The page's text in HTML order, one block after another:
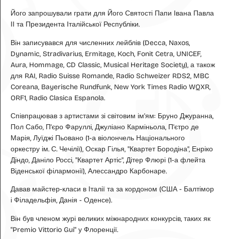
Його запрошували грати для Його Святості Папи Івана Павла
ІІ та Президента Італійської Республіки.
Він записувався для численних лейблів (Decca, Naxos,
Dynamic, Stradivarius, Ermitage, Koch, Fonit Cetra, UNICEF,
Aura, Hommage, CD Classic, Musical Heritage Society), а також
для RAI, Radio Suisse Romande, Radio Schweizer RDS2, MBC
Coreana, Bayerische Rundfunk, New York Times Radio WQXR,
ORF1, Radio Clasica Espanola.
Співпрацював з артистами зі світовим ім'ям: Бруно Джуранна,
Пол Сабо, П'єро Фаруллі, Джуліано Карміньола, П'єтро де
Марія, Луїджі Пьовано (1-а віолончель Національного
оркестру ім. С. Чечілії), Оскар Гілья, "Квартет Бородіна", Енріко
Діндо, Даніло Россі, "Квартет Артіс", Дітер Флюрі (1-а флейта
Віденської філармонії), Алессандро Карбонаре.
Давав майстер-класи в Італії та за кордоном (США - Балтімор
і Філадельфія, Данія - Оденсе).
Він був членом журі великих міжнародних конкурсів, таких як
"Premio Vittorio Gui" у Флоренції.